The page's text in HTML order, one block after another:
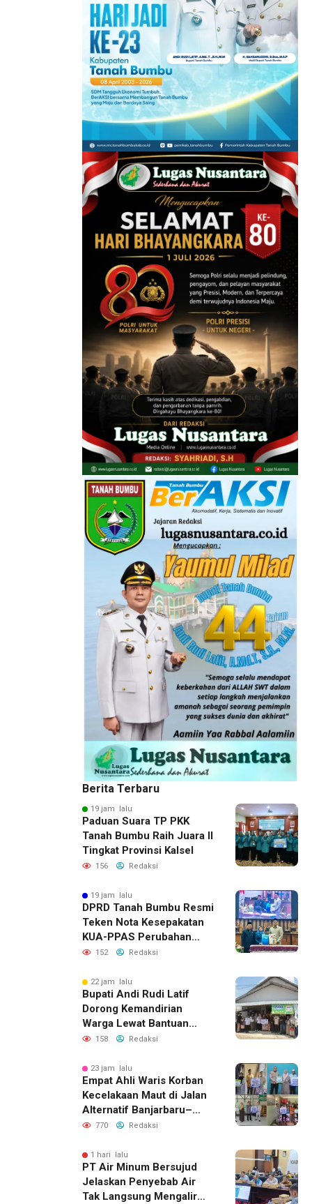
Berita Terbaru
19 jam lalu
Paduan Suara TP PKK
Tanah Bumbu Raih Juara II
Tingkat Provinsi Kalsel
156 Redaksi
19 jam lalu
DPRD Tanah Bumbu Resmi
Teken Nota Kesepakatan
KUA-PPAS Perubahan
APBD 2026
152 Redaksi
22 jam lalu
Bupati Andi Rudi Latif
Dorong Kemandirian
Warga Lewat Bantuan
Usaha Ekonomi Produktif
158 Redaksi
23 jam lalu
Empat Ahli Waris Korban
Kecelakaan Maut di Jalan
Alternatif Banjarbaru–
Batulicin Terima Santunan
Polres Tanah Bumbu
770 Redaksi
1 hari lalu
PT Air Minum Bersujud
Jelaskan Penyebab Air
Tak Langsung Mengalir